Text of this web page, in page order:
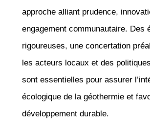
approche alliant prudence,
engagement communautaire. Des
rigoureuses, une concertation
les acteurs locaux et des
sont essentielles pour assurer
écologique de la géothermie et
développement durable.